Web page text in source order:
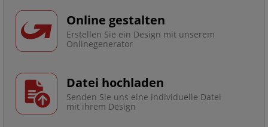
Online gestalten
Erstellen Sie ein Design mit unserem
Onlinegenerator
Datei hochladen
Senden Sie uns eine individuelle Datei
mit ihrem Design